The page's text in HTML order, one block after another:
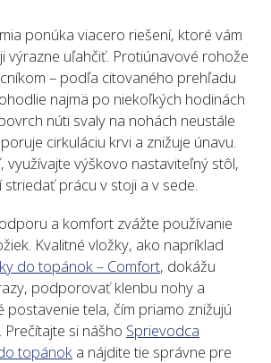
ponúka viacero riešení, ktoré vám
výrazne uľahčiť. Protiúnavové rohože
– podľa citovaného prehľadu
najmä po niekoľkých hodinách
núti svaly na nohách neustále
cirkuláciu krvi a znižuje únavu.
využívajte výškovo nastaviteľný stôl,
prácu v stoji a v sede.
a komfort zvážte používanie
Kvalitné vložky, ako napríklad
do topánok – Comfort, dokážu
podporovať klenbu nohy a
postavenie tela, čím priamo znižujú
si nášho Sprievodca
topánok a nájdite tie správne pre